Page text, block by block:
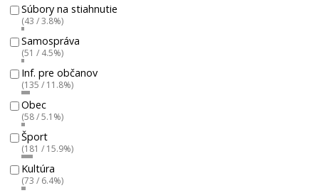
Súbory na stiahnutie
(43 / 3.8%)
Samospráva
(51 / 4.5%)
Inf. pre občanov
(135 / 11.8%)
Obec
(58 / 5.1%)
Šport
(181 / 15.9%)
Kultúra
(73 / 6.4%)